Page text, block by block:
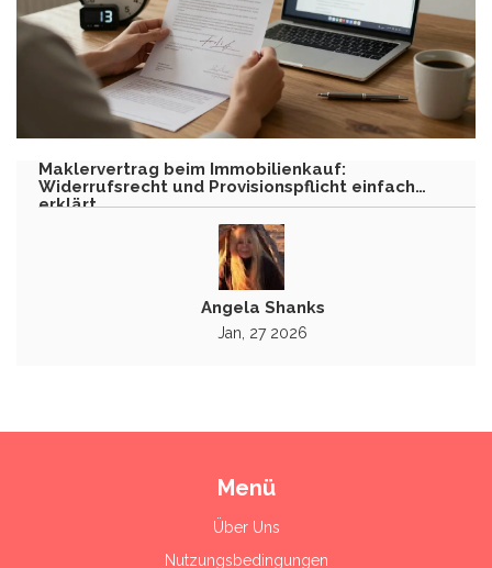
Maklervertrag beim Immobilienkauf:
Widerrufsrecht und Provisionspflicht einfach
erklärt
Angela Shanks
Jan, 27 2026
Menü
Über Uns
Nutzungsbedingungen